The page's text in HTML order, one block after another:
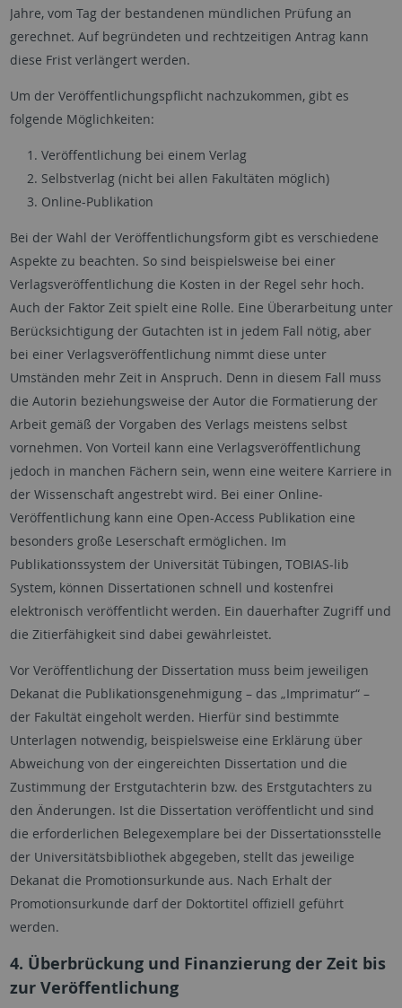
Jahre, vom Tag der bestandenen mündlichen Prüfung an
gerechnet. Auf begründeten und rechtzeitigen Antrag kann
diese Frist verlängert werden.
Um der Veröffentlichungspflicht nachzukommen, gibt es
folgende Möglichkeiten:
Veröffentlichung bei einem Verlag
Selbstverlag (nicht bei allen Fakultäten möglich)
Online-Publikation
Bei der Wahl der Veröffentlichungsform gibt es verschiedene
Aspekte zu beachten. So sind beispielsweise bei einer
Verlagsveröffentlichung die Kosten in der Regel sehr hoch.
Auch der Faktor Zeit spielt eine Rolle. Eine Überarbeitung unter
Berücksichtigung der Gutachten ist in jedem Fall nötig, aber
bei einer Verlagsveröffentlichung nimmt diese unter
Umständen mehr Zeit in Anspruch. Denn in diesem Fall muss
die Autorin beziehungsweise der Autor die Formatierung der
Arbeit gemäß der Vorgaben des Verlags meistens selbst
vornehmen. Von Vorteil kann eine Verlagsveröffentlichung
jedoch in manchen Fächern sein, wenn eine weitere Karriere in
der Wissenschaft angestrebt wird. Bei einer Online-
Veröffentlichung kann eine Open-Access Publikation eine
besonders große Leserschaft ermöglichen. Im
Publikationssystem der Universität Tübingen, TOBIAS-lib
System, können Dissertationen schnell und kostenfrei
elektronisch veröffentlicht werden. Ein dauerhafter Zugriff und
die Zitierfähigkeit sind dabei gewährleistet.
Vor Veröffentlichung der Dissertation muss beim jeweiligen
Dekanat die Publikationsgenehmigung – das „Imprimatur“ –
der Fakultät eingeholt werden. Hierfür sind bestimmte
Unterlagen notwendig, beispielsweise eine Erklärung über
Abweichung von der eingereichten Dissertation und die
Zustimmung der Erstgutachterin bzw. des Erstgutachters zu
den Änderungen. Ist die Dissertation veröffentlicht und sind
die erforderlichen Belegexemplare bei der Dissertationsstelle
der Universitätsbibliothek abgegeben, stellt das jeweilige
Dekanat die Promotionsurkunde aus. Nach Erhalt der
Promotionsurkunde darf der Doktortitel offiziell geführt
werden.
4. Überbrückung und Finanzierung der Zeit bis
zur Veröffentlichung